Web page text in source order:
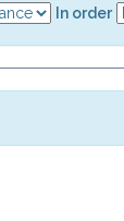
In order